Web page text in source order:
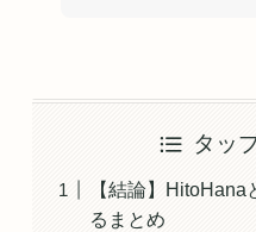
タッ
【結論】
るまとめ